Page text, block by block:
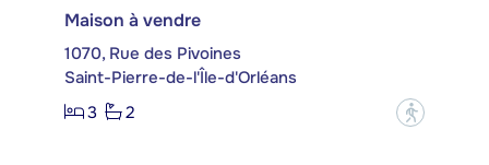
Maison à vendre
1070, Rue des Pivoines
Saint-Pierre-de-l'Île-d'Orléans
3
2 ?